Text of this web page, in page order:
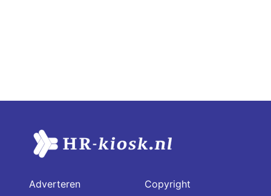
Adverteren
Copyright